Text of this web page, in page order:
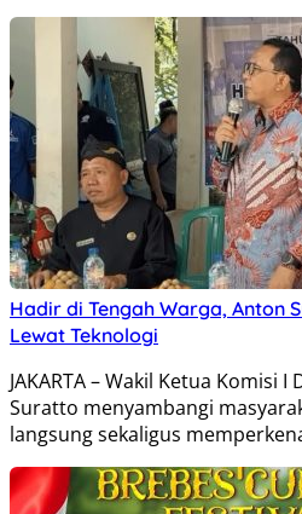
Hadir di Tengah Warga, Anton
Lewat Teknologi
JAKARTA – Wakil Ketua Komisi
Suratto menyambangi
langsung sekaligus